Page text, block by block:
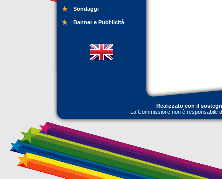
Sondaggi
Banner e Pubblicità
Realizzato con il
La Commissione non è responsabile